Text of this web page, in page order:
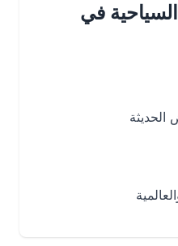
في